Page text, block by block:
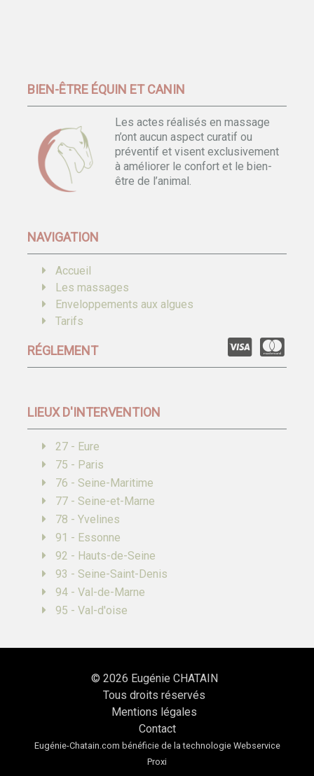
BIEN-ÊTRE ÉQUIN ET CANIN
Les actes réalisés en massage
n’ont aucun aspect curatif ou
préventif et visent exclusivement
à améliorer le confort et le bien-
être de l’animal.
NAVIGATION
Accueil
Les massages
Enveloppements aux algues
Tarifs
RÉGLEMENT
LIEUX D'INTERVENTION
27 - Eure
75 - Paris
76 - Seine-Maritime
77 - Seine-et-Marne
78 - Yvelines
91 - Essonne
92 - Hauts-de-Seine
93 - Seine-Saint-Denis
94 - Val-de-Marne
95 - Val-d'oise
© 2026 Eugénie CHATAIN
Tous droits réservés
Mentions légales
Contact
Eugénie-Chatain.com bénéficie de la technologie Webservice
Proxi